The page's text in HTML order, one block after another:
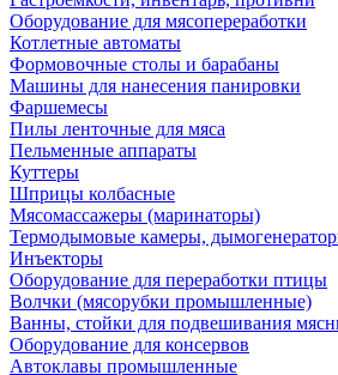
Оборудование для мясопереработки
Котлетные автоматы
Формовочные столы и барабаны
Машины для нанесения панировки
Фаршемесы
Пилы ленточные для мяса
Пельменные аппараты
Куттеры
Шприцы колбасные
Мясомассажеры (маринаторы)
Термодымовые камеры,
Инъекторы
Оборудование для переработки птицы
Волчки (мясорубки промышленные)
Ванны, стойки для подвешивания
Оборудование для консервов
Автоклавы промышленные